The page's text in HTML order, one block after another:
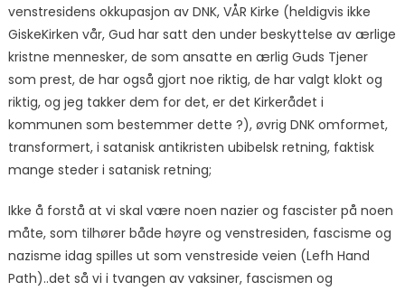
venstresidens okkupasjon av DNK, VÅR Kirke (heldigvis ikke
GiskeKirken vår, Gud har satt den under beskyttelse av ærlige
kristne mennesker, de som ansatte en ærlig Guds Tjener
som prest, de har også gjort noe riktig, de har valgt klokt og
riktig, og jeg takker dem for det, er det Kirkerådet i
kommunen som bestemmer dette ?), øvrig DNK omformet,
transformert, i satanisk antikristen ubibelsk retning, faktisk
mange steder i satanisk retning;
Ikke å forstå at vi skal være noen nazier og fascister på noen
måte, som tilhører både høyre og venstresiden, fascisme og
nazisme idag spilles ut som venstreside veien (Lefh Hand
Path)..det så vi i tvangen av vaksiner, fascismen og